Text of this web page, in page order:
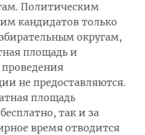
Политическим
кандидатов только
округам,
площадь и
проведения
не предоставляются.
площадь
так и за
время отводится